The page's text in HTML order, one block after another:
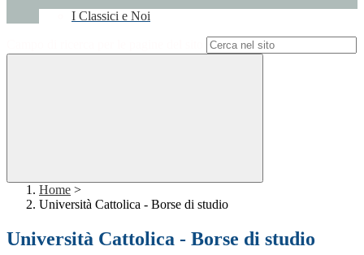
I Classici e Noi
Home >
Università Cattolica - Borse di studio
Università Cattolica - Borse di studio